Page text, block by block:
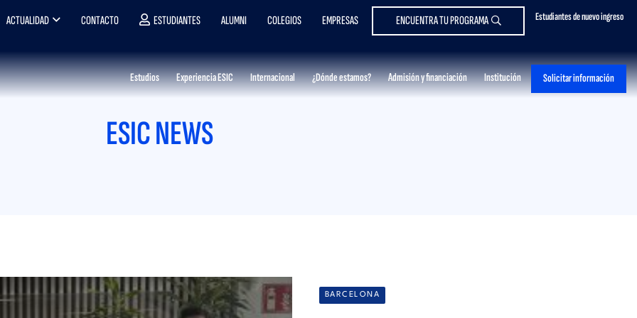
Estudiantes de nuevo ingreso
ACTUALIDAD CONTACTO ESTUDIANTES ALUMNI COLEGIOS EMPRESAS ENCUENTRA TU PROGRAMA
Estudios Experiencia ESIC Internacional ¿Dónde estamos? Admisión y financiación Institución Solicitar información
ESIC NEWS
BARCELONA